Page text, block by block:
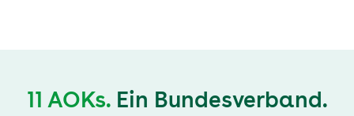
11 AOKs.Ein Bundesverband.